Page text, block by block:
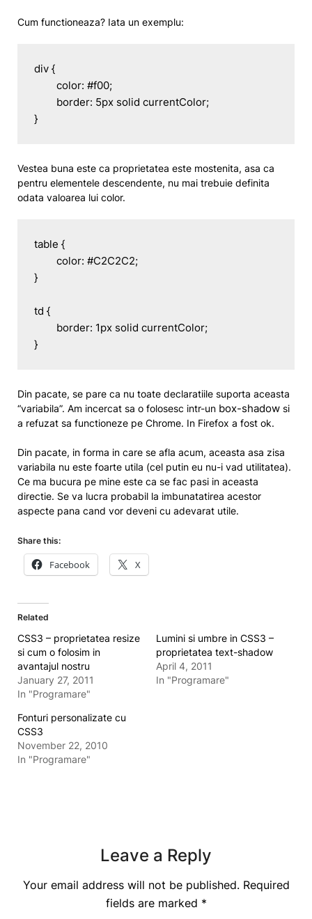
Cum functioneaza? Iata un exemplu:
div {
}
Vestea buna este ca proprietatea este mostenita, asa ca
pentru elementele descendente, nu mai trebuie definita
odata valoarea lui color.
table {
}
td {
}
Din pacate, se pare ca nu toate declaratiile suporta aceasta
“variabila”. Am incercat sa o folosesc intr-un box-shadow si
a refuzat sa functioneze pe Chrome. In Firefox a fost ok.
Din pacate, in forma in care se afla acum, aceasta asa zisa
variabila nu este foarte utila (cel putin eu nu-i vad utilitatea).
Ce ma bucura pe mine este ca se fac pasi in aceasta
directie. Se va lucra probabil la imbunatatirea acestor
aspecte pana cand vor deveni cu adevarat utile.
Share this:
Facebook X
Related
CSS3 – proprietatea resize
si cum o folosim in
avantajul nostru
January 27, 2011
In "Programare"
Lumini si umbre in CSS3 –
proprietatea text-shadow
April 4, 2011
In "Programare"
Fonturi personalizate cu
CSS3
November 22, 2010
In "Programare"
Leave a Reply
Your email address will not be published. Required
fields are marked *